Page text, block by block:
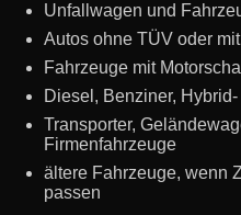
Unfallwagen und
Autos ohne TÜV oder
Fahrzeuge mit
Diesel, Benziner,
Transporter,
Firmenfahrzeuge
ältere Fahrzeuge, wenn
passen